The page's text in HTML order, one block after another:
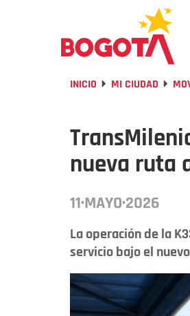
INICIO MI CIUDAD
nueva ruta
11·MAYO·2026
La operación de la
servicio bajo el